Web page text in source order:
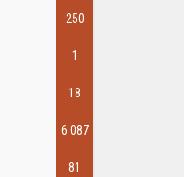
250
1
18
6 087
81